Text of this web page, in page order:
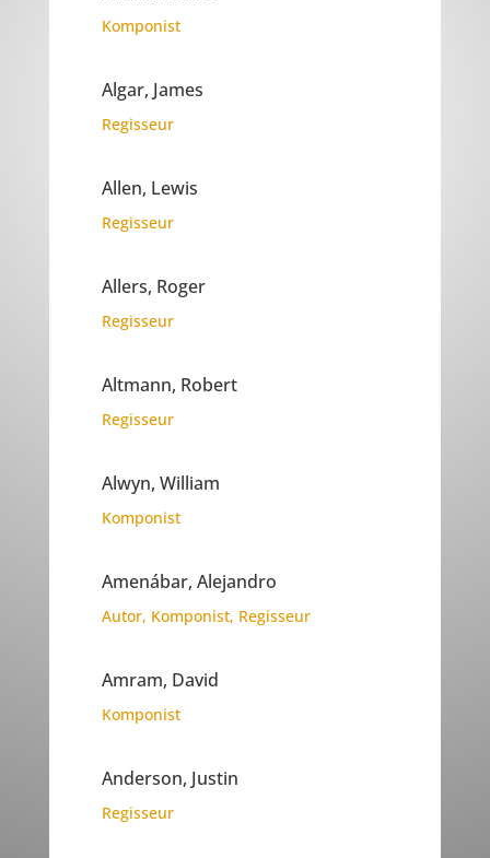
Komponist
Algar, James
Regisseur
Allen, Lewis
Regisseur
Allers, Roger
Regisseur
Altmann, Robert
Regisseur
Alwyn, William
Komponist
Amenábar, Alejandro
Autor, Komponist, Regisseur
Amram, David
Komponist
Anderson, Justin
Regisseur